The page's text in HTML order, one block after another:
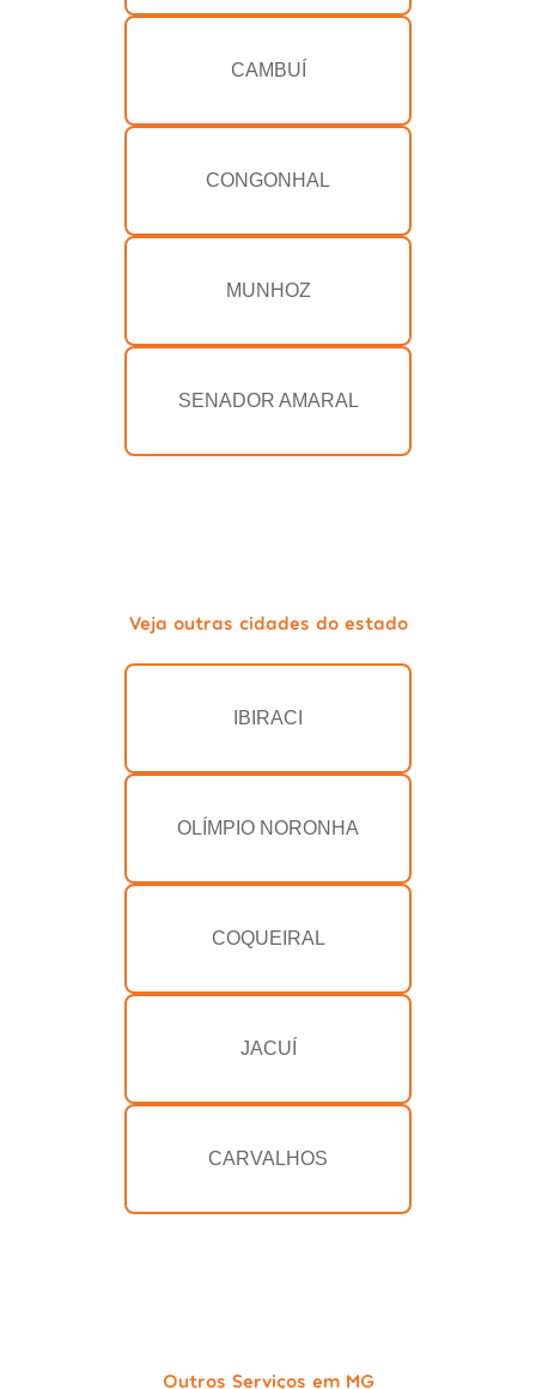
CAMBUÍ
CONGONHAL
MUNHOZ
SENADOR AMARAL
Veja outras cidades do estado
IBIRACI
OLÍMPIO NORONHA
COQUEIRAL
JACUÍ
CARVALHOS
Outros Serviços em MG